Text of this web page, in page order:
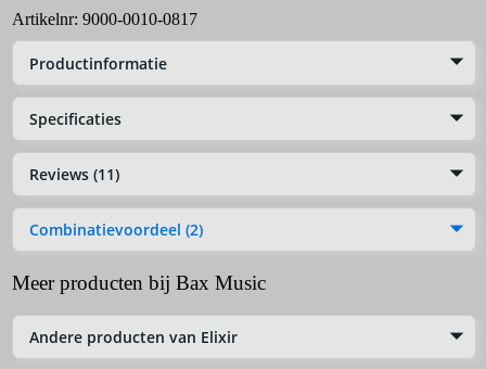
Artikelnr: 9000-0010-0817
Productinformatie
Specificaties
Reviews (11)
Combinatievoordeel (2)
Meer producten bij Bax Music
Andere producten van Elixir